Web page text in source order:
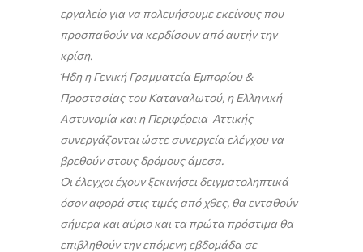
εργαλείο για να πολεμήσουμε εκείνους που
προσπαθούν να κερδίσουν από αυτήν την
κρίση.
Ήδη η Γενική Γραμματεία Εμπορίου &
Προστασίας του Καταναλωτού, η Ελληνική
Αστυνομία και η Περιφέρεια Αττικής
συνεργάζονται ώστε συνεργεία ελέγχου να
βρεθούν στους δρόμους άμεσα.
Οι έλεγχοι έχουν ξεκινήσει δειγματοληπτικά
όσον αφορά στις τιμές από χθες, θα ενταθούν
σήμερα και αύριο και τα πρώτα πρόστιμα θα
επιβληθούν την επόμενη εβδομάδα σε